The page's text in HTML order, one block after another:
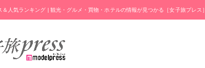
人気ランキング | 観光・グルメ・買物・ホテルの情報が見つかる［女子旅プレス］